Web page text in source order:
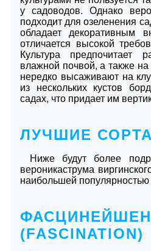
у садоводов. Однако
подходит для озеленения
обладает
отличается высокой
Культура предпочитает
влажной почвой, а также
нередко высаживают на
из нескольких кустов
садах, что придает им
ЛУЧШИЕ СОРТА
Ниже будут более
вероникаструма
наибольшей популярностью
ФАСЦИНЕЙШЕН
(FASCINATION)